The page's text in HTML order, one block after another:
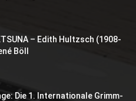
– Edith Hultzsch (1908-
Böll
Die 1. Internationale Grimm-